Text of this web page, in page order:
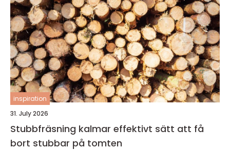
inspiration
31. July 2026
Stubbfräsning kalmar effektivt sätt att få
bort stubbar på tomten